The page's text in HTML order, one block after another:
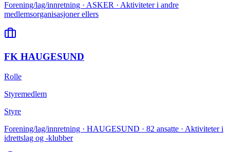
Forening/lag/innretning · ASKER · Aktiviteter i andre
medlemsorganisasjoner ellers
FK HAUGESUND
Rolle
Styremedlem
Styre
Forening/lag/innretning · HAUGESUND · 82 ansatte · Aktiviteter i
idrettslag og -klubber